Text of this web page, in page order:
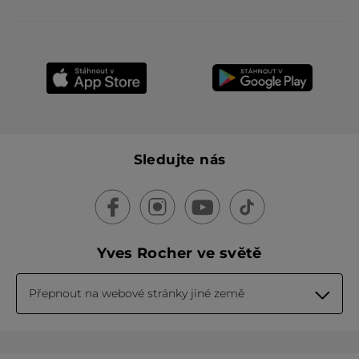
Sledujte nás
Yves Rocher ve světě
Přepnout na webové stránky jiné země